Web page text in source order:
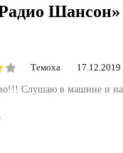
Шансон»
Темоха 17.12.2019
Слушаю в машине и на